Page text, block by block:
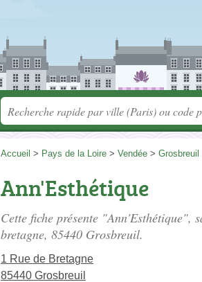
Accueil > Pays de la Loire > Vendée > Grosbreuil
Ann'Esthétique
Cette fiche présente "Ann'Esthétique",
bretagne, 85440 Grosbreuil.
1 Rue de Bretagne
85440 Grosbreuil